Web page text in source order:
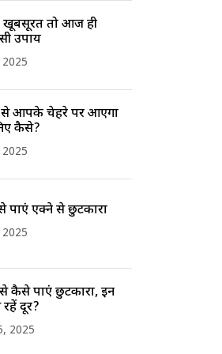
खूबसूरत तो आज ही
उपाय
से आपके चेहरे पर आएगा
कैसे?
पाएं एक्ने से छुटकारा
कैसे पाएं छुटकारा, इन
दूर?
2025